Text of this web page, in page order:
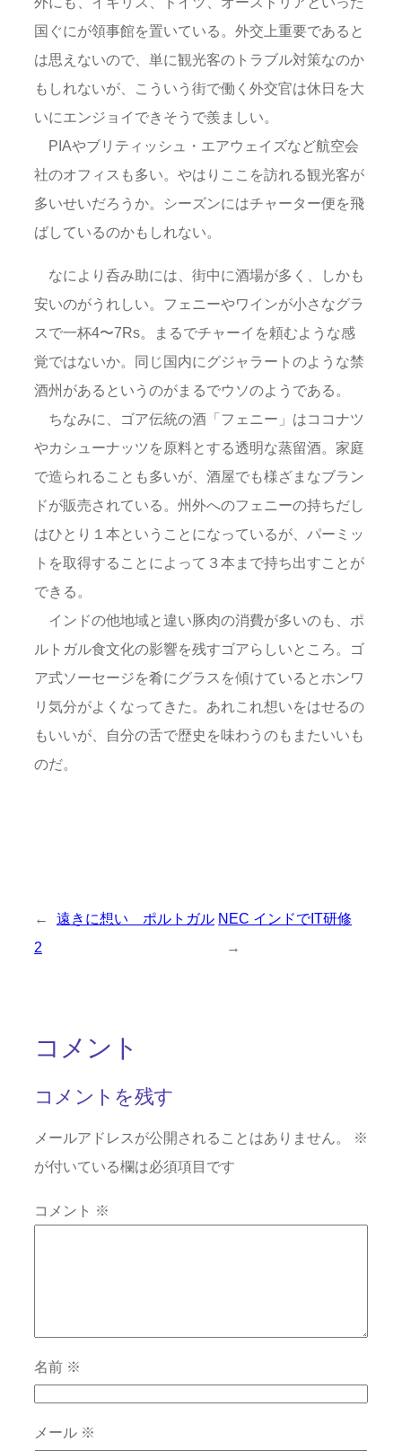
国ぐにが領事館を置いている。外交上重要であると
は思えないので、単に観光客のトラブル対策なのか
もしれないが、こういう街で働く外交官は休日を大
いにエンジョイできそうで羨ましい。
PIAやブリティッシュ・エアウェイズなど航空会
社のオフィスも多い。やはりここを訪れる観光客が
多いせいだろうか。シーズンにはチャーター便を飛
ばしているのかもしれない。
なにより呑み助には、街中に酒場が多く、しかも
安いのがうれしい。フェニーやワインが小さなグラ
スで一杯4〜7Rs。まるでチャーイを頼むような感
覚ではないか。同じ国内にグジャラートのような禁
酒州があるというのがまるでウソのようである。
ちなみに、ゴア伝統の酒「フェニー」はココナツ
やカシューナッツを原料とする透明な蒸留酒。家庭
で造られることも多いが、酒屋でも様ざまなブラン
ドが販売されている。州外へのフェニーの持ちだし
はひとり１本ということになっているが、パーミッ
トを取得することによって３本まで持ち出すことが
できる。
インドの他地域と違い豚肉の消費が多いのも、ポ
ルトガル食文化の影響を残すゴアらしいところ。ゴ
ア式ソーセージを肴にグラスを傾けているとホンワ
リ気分がよくなってきた。あれこれ想いをはせるの
もいいが、自分の舌で歴史を味わうのもまたいいも
のだ。
←
遠きに想い ポルトガル
2
NEC インドでIT研修
→
コメント
コメントを残す
メールアドレスが公開されることはありません。
※
が付いている欄は必須項目です
コメント ※
名前 ※
メール ※